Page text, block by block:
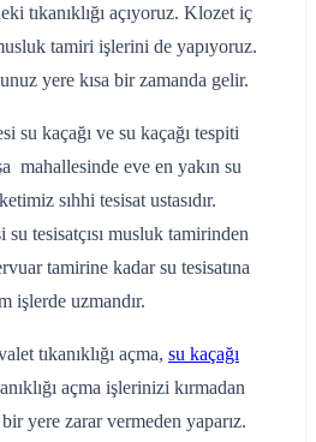
tıkanıklığı açıyoruz. Klozet iç
tamiri işlerini de yapıyoruz.
yere kısa bir zamanda gelir.
su kaçağı ve su kaçağı tespiti
mahallesinde eve en yakın su
sıhhi tesisat ustasıdır.
tesisatçısı musluk tamirinden
tamirine kadar su tesisatına
işlerde uzmandır.
tıkanıklığı açma, su kaçağı
açma işlerinizi kırmadan
yere zarar vermeden yaparız.